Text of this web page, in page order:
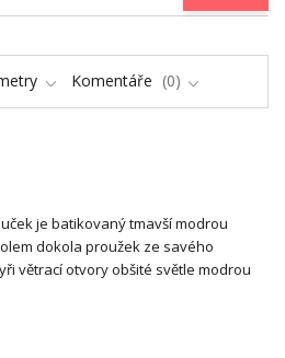
Komentáře 0
je batikovaný tmavší modrou
dokola proužek ze savého
větrací otvory obšité světle modrou